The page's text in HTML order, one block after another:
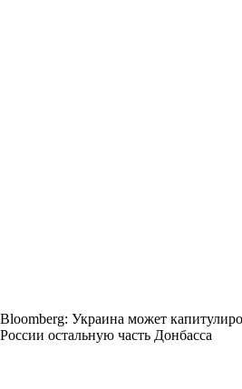
Bloomberg: Украина может
России остальную часть Донбасса